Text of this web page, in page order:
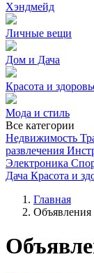
Хэндмейд
Личные вещи
Дом и Дача
Красота и
Мода и стиль
Все категории
Недвижимость
развлечения
Электроника
Дача Красота и
Главная
Объявления